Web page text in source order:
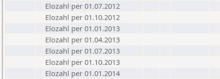
Elozahl per 01.07.2012
Elozahl per 01.10.2012
Elozahl per 01.01.2013
Elozahl per 01.04.2013
Elozahl per 01.07.2013
Elozahl per 01.10.2013
Elozahl per 01.01.2014